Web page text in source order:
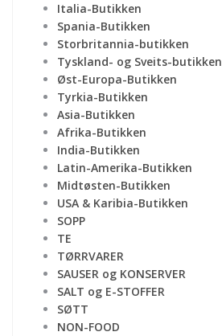
Italia-Butikken
Spania-Butikken
Storbritannia-butikken
Tyskland- og Sveits-butikken
Øst-Europa-Butikken
Tyrkia-Butikken
Asia-Butikken
Afrika-Butikken
India-Butikken
Latin-Amerika-Butikken
Midtøsten-Butikken
USA & Karibia-Butikken
SOPP
TE
TØRRVARER
SAUSER og KONSERVER
SALT og E-STOFFER
SØTT
NON-FOOD